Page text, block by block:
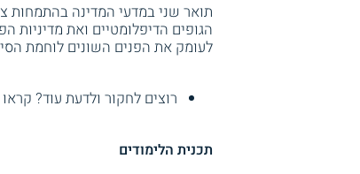
תואר שני במדעי המדינה בהתמחות
הגופים הדיפלומטיים ואת
לעומק את הפנים השונים לוחמת
רוצים לחקור ולדעת עוד?
תכנית הלימודים